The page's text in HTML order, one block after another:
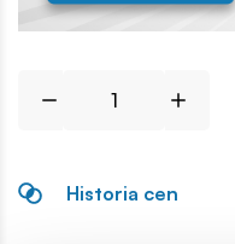
Historia cen